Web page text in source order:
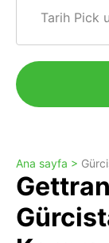
Tarih Pick
Ana sayfa >